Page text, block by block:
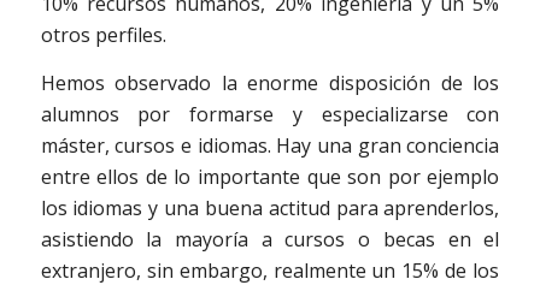
otros perfiles.
Hemos observado la enorme disposición de los
alumnos por formarse y especializarse con
máster, cursos e idiomas. Hay una gran conciencia
entre ellos de lo importante que son por ejemplo
los idiomas y una buena actitud para aprenderlos,
asistiendo la mayoría a cursos o becas en el
extranjero, sin embargo, realmente un 15% de los